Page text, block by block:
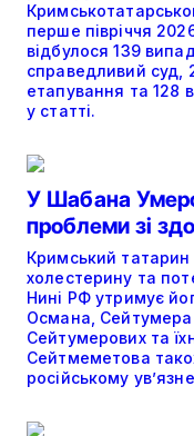
перше півріччя
відбулося 139
справедливий суд,
етапування та 128
у статті.
У Шабана
проблеми зі
Кримський
холестерину та
Нині РФ утримує
Османа,
Сейтумерових та
Сейтмеметова
російському